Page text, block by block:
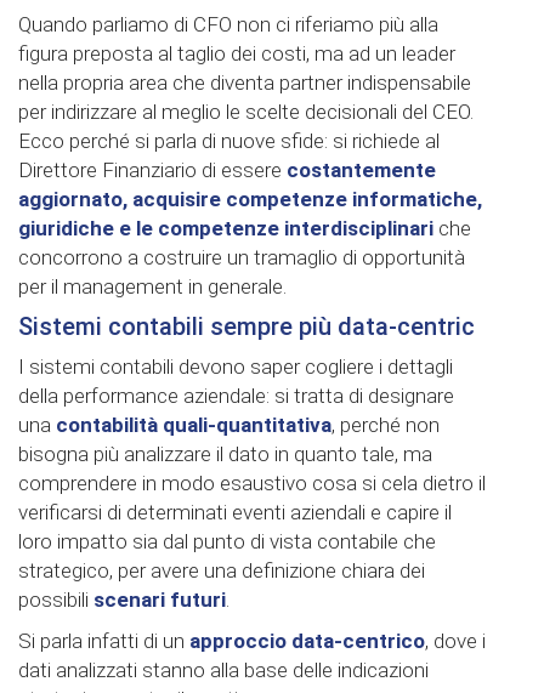
Quando parliamo di CFO non ci riferiamo più alla
figura preposta al taglio dei costi, ma ad un leader
nella propria area che diventa partner indispensabile
per indirizzare al meglio le scelte decisionali del CEO.
Ecco perché si parla di nuove sfide: si richiede al
Direttore Finanziario di essere costantemente
aggiornato, acquisire competenze informatiche,
giuridiche e le competenze interdisciplinari che
concorrono a costruire un tramaglio di opportunità
per il management in generale.
Sistemi contabili sempre più data-centric
I sistemi contabili devono saper cogliere i dettagli
della performance aziendale: si tratta di designare
una contabilità quali-quantitativa, perché non
bisogna più analizzare il dato in quanto tale, ma
comprendere in modo esaustivo cosa si cela dietro il
verificarsi di determinati eventi aziendali e capire il
loro impatto sia dal punto di vista contabile che
strategico, per avere una definizione chiara dei
possibili scenari futuri.
Si parla infatti di un approccio data-centrico, dove i
dati analizzati stanno alla base delle indicazioni